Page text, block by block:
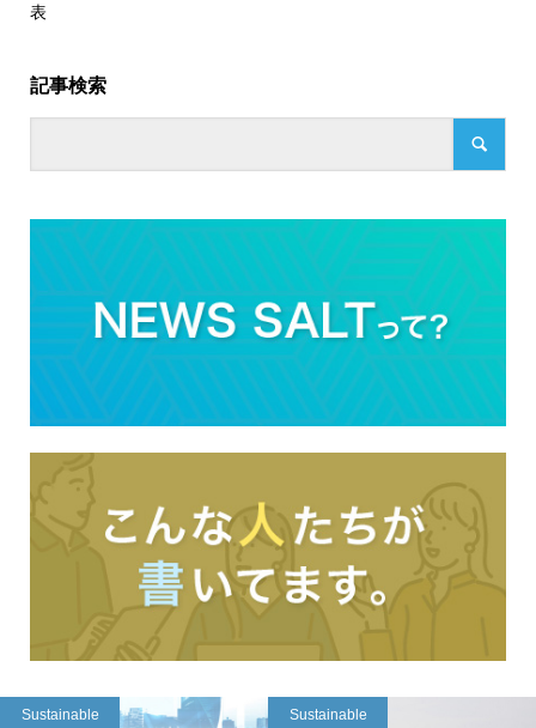
表
記事検索
Sustainable Sustainable